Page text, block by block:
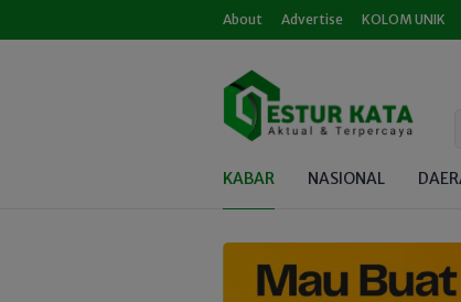
About Advertise KOLOM UNIK
KABAR NASIONAL